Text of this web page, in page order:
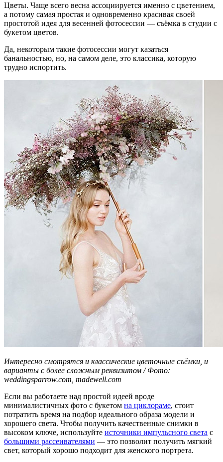
Цветы. Чаще всего весна ассоциируется именно с цветением,
а потому самая простая и одновременно красивая своей
простотой идея для весенней фотосессии — съёмка в студии с
букетом цветов.
Да, некоторым такие фотосессии могут казаться
банальностью, но, на самом деле, это классика, которую
трудно испортить.
Интересно смотрятся и классические цветочные съёмки, и
варианты с более сложным реквизитом / Фото:
weddingsparrow.com, madewell.com
Если вы работаете над простой идеей вроде
минималистичных фото с букетом на циклораме, стоит
потратить время на подбор идеального образа модели и
хорошего света. Чтобы получить качественные снимки в
высоком ключе, используйте источники импульсного света с
большими рассеивателями — это позволит получить мягкий
свет, который хорошо подходит для женского портрета.